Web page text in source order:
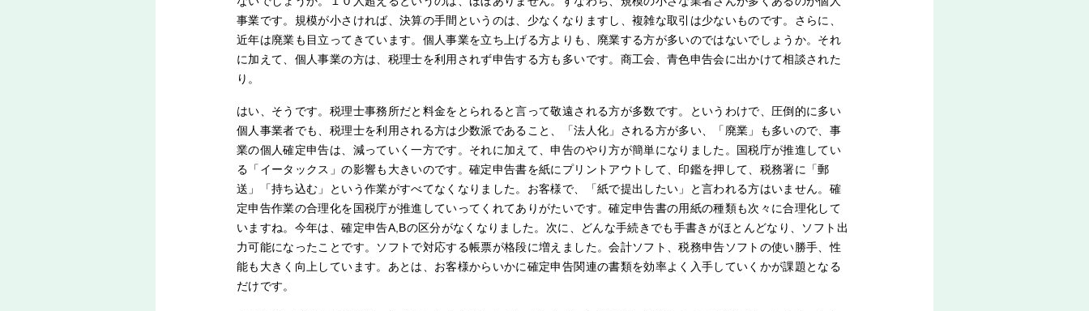
事業です。規模が小さければ、決算の手間というのは、少なくなりますし、複雑な取引は少ないものです。さらに、
近年は廃業も目立ってきています。個人事業を立ち上げる方よりも、廃業する方が多いのではないでしょうか。それ
に加えて、個人事業の方は、税理士を利用されず申告する方も多いです。商工会、青色申告会に出かけて相談された
り。
はい、そうです。税理士事務所だと料金をとられると言って敬遠される方が多数です。というわけで、圧倒的に多い
個人事業者でも、税理士を利用される方は少数派であること、「法人化」される方が多い、「廃業」も多いので、事
業の個人確定申告は、減っていく一方です。それに加えて、申告のやり方が簡単になりました。国税庁が推進してい
る「イータックス」の影響も大きいのです。確定申告書を紙にプリントアウトして、印鑑を押して、税務署に「郵
送」「持ち込む」という作業がすべてなくなりました。お客様で、「紙で提出したい」と言われる方はいません。確
定申告作業の合理化を国税庁が推進していってくれてありがたいです。確定申告書の用紙の種類も次々に合理化して
いますね。今年は、確定申告A,Bの区分がなくなりました。次に、どんな手続きでも手書きがほとんどなり、ソフト出
力可能になったことです。ソフトで対応する帳票が格段に増えました。会計ソフト、税務申告ソフトの使い勝手、性
能も大きく向上しています。あとは、お客様からいかに確定申告関連の書類を効率よく入手していくかが課題となる
だけです。